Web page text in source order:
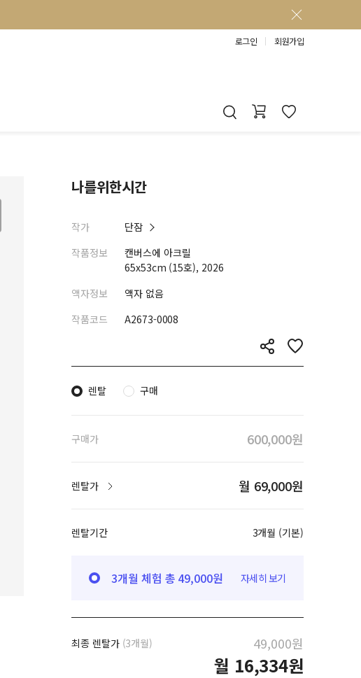
로그인 회원가입
나를위한시간
작가
단잠
작품정보
캔버스에 아크릴
65x53cm (15호), 2026
액자정보
액자 없음
작품코드
A2673-0008
렌탈 구매
구매가 600,000원
렌탈가 월 69,000원
렌탈기간 3개월 (기본)
3개월 체험 총 49,000원 자세히 보기
최종 렌탈가(3개월) 49,000원
월 16,334원